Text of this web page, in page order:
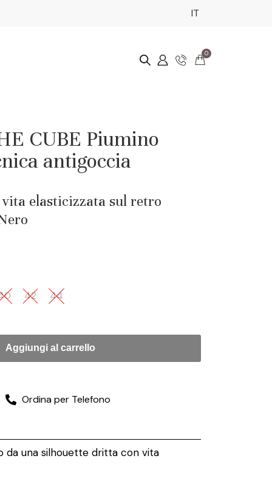
IT
0
CUBE Piumino
antigoccia
elasticizzata sul retro
42 44
Aggiungi al carrello
Ordina per Telefono
da una silhouette dritta con vita